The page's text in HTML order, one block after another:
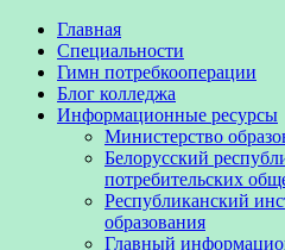
Главная
Специальности
Гимн потребкооперации
Блог колледжа
Информационные ресурсы
Министерство
Белорусский
потребительских
Республиканский
образования
Главный